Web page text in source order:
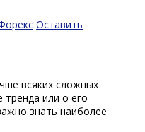
Оставить
всяких сложных
тренда или о его
знать наиболее